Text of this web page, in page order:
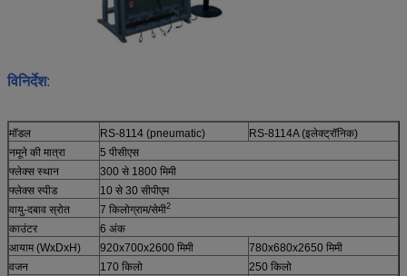
विनिर्देश:
मॉडल RS-8114 (pneumatic)
RS-8114A (इलेक्ट्रॉनिक)
नमूने की मात्रा
5 पीसीएस
फ्लेक्स स्थान
300 से 1800 मिमी
फ्लेक्स स्पीड
10 से 30 सीपीएम
वायु-दबाव स्रोत
7 किलोग्राम/सेमी2
काउंटर
6 अंक
आयाम (WxDxH)
920x700x2600 मिमी
780x680x2650 मिमी
वजन
170 किलो
250 किलो